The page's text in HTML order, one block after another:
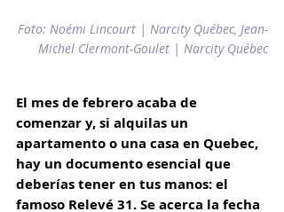
Foto: Noémi Lincourt | Narcity Québec, Jean-
Michel Clermont-Goulet | Narcity Québec
El mes de febrero acaba de
comenzar y, si alquilas un
apartamento o una casa en Quebec,
hay un documento esencial que
deberías tener en tus manos: el
famoso Relevé 31. Se acerca la fecha